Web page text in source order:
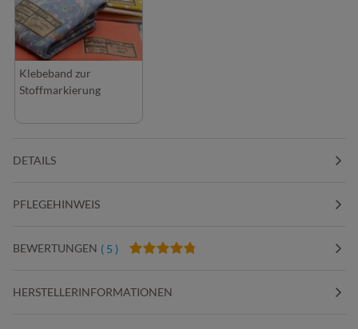
Klebeband zur
Stoffmarkierung
DETAILS
PFLEGEHINWEIS
BEWERTUNGEN ( 5 )
HERSTELLERINFORMATIONEN